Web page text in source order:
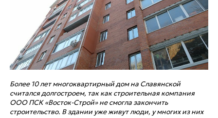
Более 10 лет многоквартирный дом на Славянской
считался долгостроем, так как строительная компания
ООО ПСК «Восток-Строй» не смогла закончить
строительство. В здании уже живут люди, у многих из них